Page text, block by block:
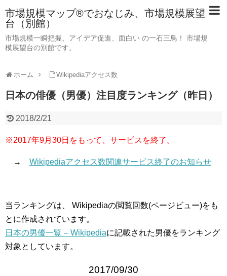
市場規模マップ®でおなじみ、市場規模展望
台（別館）
市場規模一瞬把握、アイデア促進、面白い の一石三鳥！ 市場規
模展望台の別館です。
ホーム Wikipediaアクセス数
日本の俳優（男優）注目度ランキング（昨日）
2018/2/21
※2017年9月30日をもって、サービスを終了。
→ Wikipediaアクセス数関連サービス終了のお知らせ
当ランキングは、 Wikipediaの閲覧回数(ページビュー)をも
とに作成されています。
日本の男優一覧 – Wikipediaに記載された男優をランキング
対象としています。
2017/09/30